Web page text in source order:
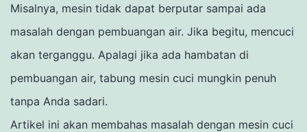
Misalnya, mesin tidak dapat berputar sampai ada
masalah dengan pembuangan air. Jika begitu, mencuci
akan terganggu. Apalagi jika ada hambatan di
pembuangan air, tabung mesin cuci mungkin penuh
tanpa Anda sadari.
Artikel ini akan membahas masalah dengan mesin cuci